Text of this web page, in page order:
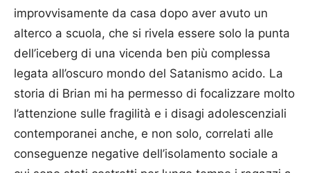
improvvisamente da casa dopo aver avuto un
alterco a scuola, che si rivela essere solo la punta
dell’iceberg di una vicenda ben più complessa
legata all’oscuro mondo del Satanismo acido. La
storia di Brian mi ha permesso di focalizzare molto
l’attenzione sulle fragilità e i disagi adolescenziali
contemporanei anche, e non solo, correlati alle
conseguenze negative dell’isolamento sociale a